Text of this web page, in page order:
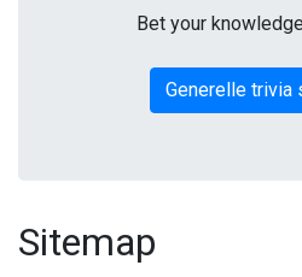
Bet your
Generelle trivia
Sitemap